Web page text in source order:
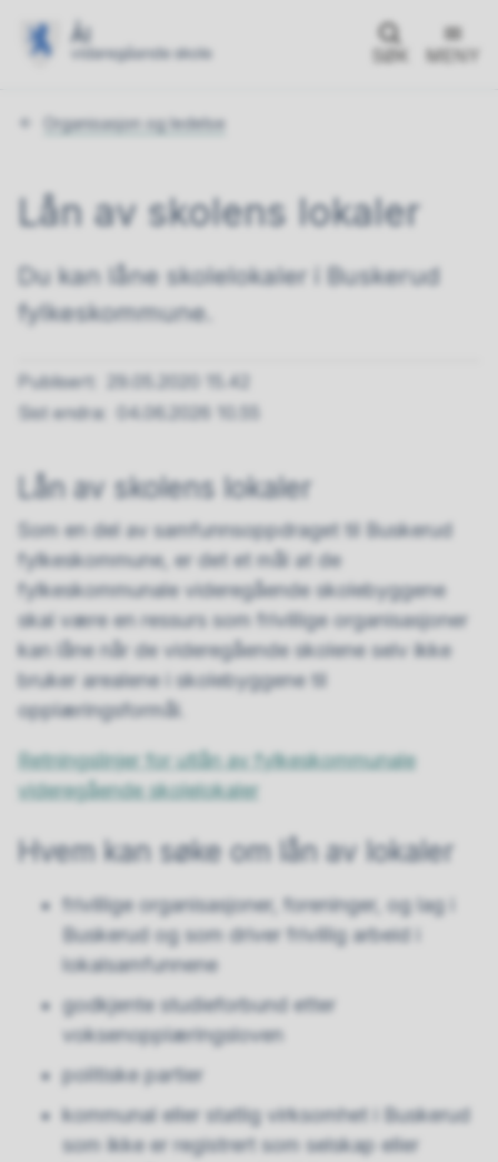
SØK MENY
Du
Organisasjon og ledelse
Lån av skolens lokaler
Du kan låne skolelokaler i Buskerud
fylkeskommune.
Publisert
29.05.2020 15.42
Sist endra
04.06.2026 10.55
Lån av skolens lokaler
Som en del av samfunnsoppdraget til Buskerud
fylkeskommune, er det et mål at de
fylkeskommunale videregående skolebyggene
skal være en ressurs som frivillige organisasjoner
kan låne når de videregående skolene selv ikke
bruker arealene i skolebyggene til
opplæringsformål.
Retningslinjer for utlån av fylkeskommunale
videregående skolelokaler
Hvem kan søke om lån av lokaler
frivillige organisasjoner, foreninger, og lag i
Buskerud og som driver frivillig arbeid i
lokalsamfunnene
godkjente studieforbund etter
voksenopplæringsloven
politiske partier
kommunal eller statlig virksomhet i Buskerud
som ikke er registrert som selskap eller